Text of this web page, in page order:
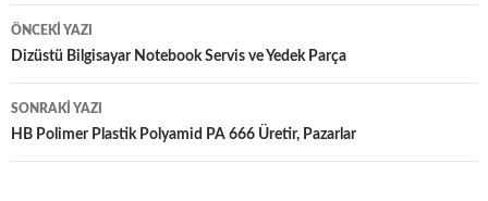
Yazı
dolaşımı
ÖNCEKI YAZI
Dizüstü Bilgisayar Notebook Servis ve Yedek Parça
SONRAKI YAZI
HB Polimer Plastik Polyamid PA 666 Üretir, Pazarlar